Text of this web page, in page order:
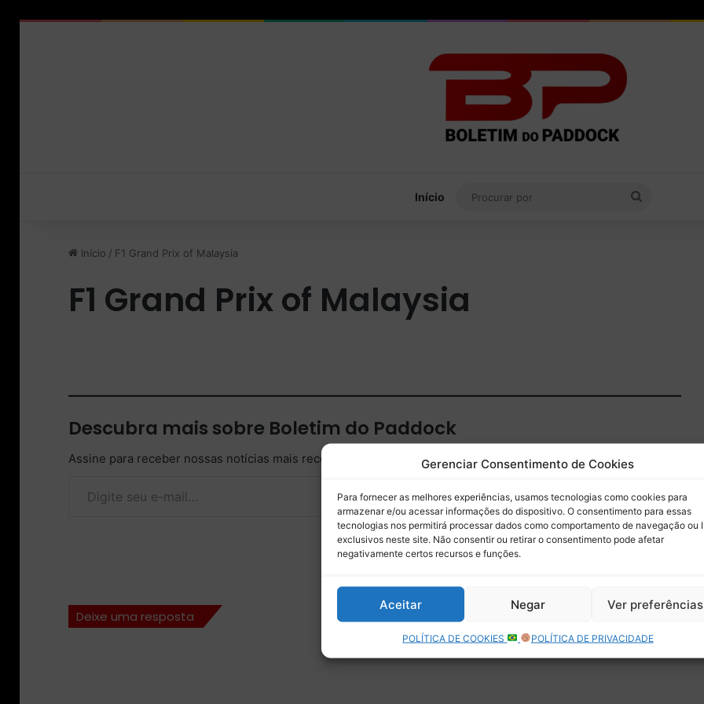
Gerenciar Consentimento de Cookies
Para fornecer as melhores experiências, usamos tecnologias como cookies para
armazenar e/ou acessar informações do dispositivo. O consentimento para essas
tecnologias nos permitirá processar dados como comportamento de navegação ou
exclusivos neste site. Não consentir ou retirar o consentimento pode afetar
negativamente certos recursos e funções.
Aceitar Negar Ver preferências
POLÍTICA DE COOKIES POLÍTICA DE PRIVACIDADE
Início
Início / F1 Grand Prix of Malaysia
F1 Grand Prix of Malaysia
Descubra mais sobre Boletim do Paddock
Assine para receber nossas notícias mais recentes por e-mail.
Assinar
Deixe uma resposta